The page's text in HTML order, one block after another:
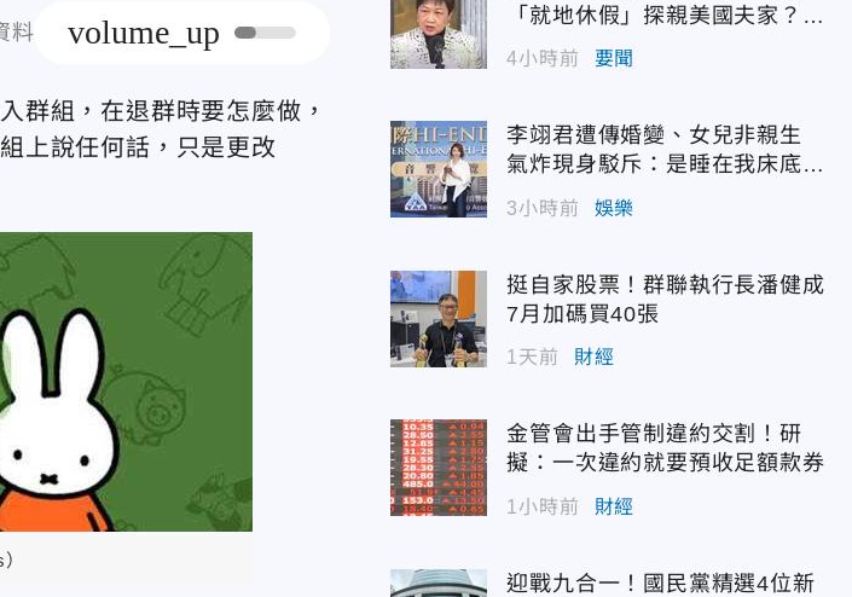
料 volume_up
群組，在退群時要怎麼做，
上說任何話，只是更改
「就地休假」探親美國夫家？徐
佳青回應了
4小時前 要聞
李翊君遭傳婚變、女兒非親生
氣炸現身駁斥：是睡在我床底下
嗎？
3小時前 娛樂
挺自家股票！群聯執行長潘健成
7月加碼買40張
1天前 財經
金管會出手管制違約交割！研
擬：一次違約就要預收足額款券
1小時前 財經
迎戰九合一！國民黨精選4位新